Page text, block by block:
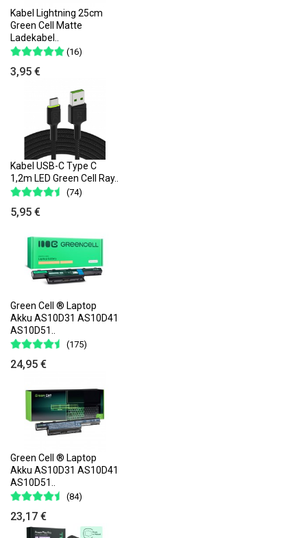
Kabel Lightning 25cm
Green Cell Matte
Ladekabel..
(16)
3,95 €
Kabel USB-C Type C
1,2m LED Green Cell Ray..
(74)
5,95 €
Green Cell ® Laptop
Akku AS10D31 AS10D41
AS10D51..
(175)
24,95 €
Green Cell ® Laptop
Akku AS10D31 AS10D41
AS10D51..
(84)
23,17 €